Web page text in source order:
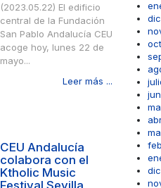
(2023.05.22) El edificio
central de la Fundación
San Pablo Andalucía CEU
acoge hoy, lunes 22 de
mayo...
Leer más ...
CEU Andalucía
colabora con el
Ktholic Music